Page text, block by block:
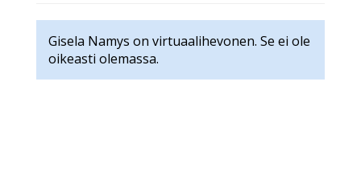
Gisela Namys on virtuaalihevonen. Se ei ole
oikeasti olemassa.